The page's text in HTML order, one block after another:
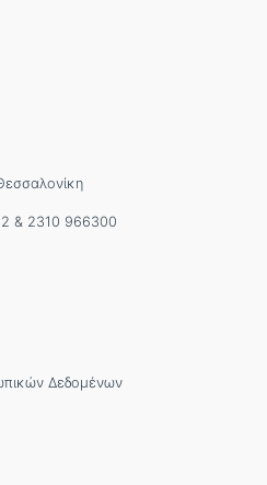
& 2310 966300
Δεδομένων